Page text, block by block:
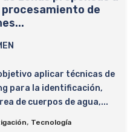
de
aplicar técnicas de
para la identificación,
de cuerpos de agua,...
, Tecnología